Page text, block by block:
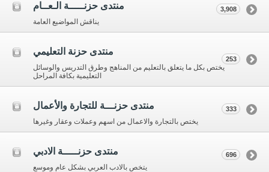
منتدى حزنـــــة الـعــام
يناقش المواضيع العامة
3,908
منتدى حزنة التعليمي
يختص بكل ما يتعلق بالتعليم من المناهج وطرق التدريس والوسائل
التعليمية بكافة المراحل
253
منتدى حزنـــة للتجارة والأعمال
يختص بالتجارة والاعمال من اسهم وعملات وعقار وغيرها
333
منتدى حزنـــــة الادبي
يتخص بالادب العربي بشكل عام وموسع
696